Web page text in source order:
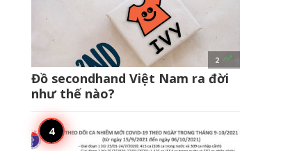
2 
Đồ secondhand Việt Nam ra đời
như thế nào?